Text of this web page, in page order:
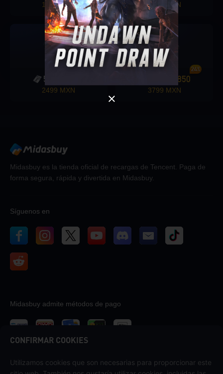
Singapore
DE ACUERDO
1029 MXN 1299 MXN
5000
24%
2499 MXN
1850
24%
3799 MXN
OK
Midasbuy es la tienda oficial de recargas de Tencent. Paga de
forma segura, rápida y divertida en Midasbuy.
Síguenos en
Midasbuy admite métodos de pago
Contáctenos
CONFIRMAR COOKIES
Utilizamos cookies que son necesarias para proporcionar este